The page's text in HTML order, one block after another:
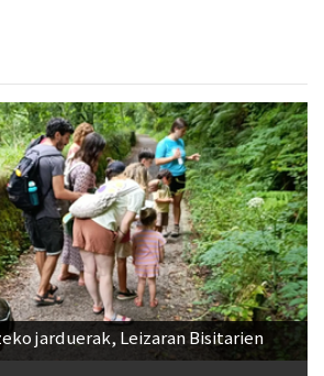
jarduerak, Leizaran Bisitarien